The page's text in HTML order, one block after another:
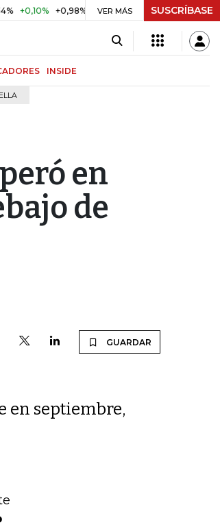
+0,98% UVR $ 416,91 +$ 0,05 +0,01%
VER MÁS SUSCRÍBASE
INSIDE
en
de
GUARDAR
en septiembre,